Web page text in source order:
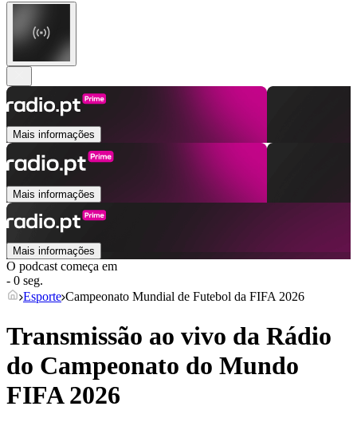
Mais informações
Mais informações
Mais informações
O podcast começa em
- 0 seg.
Esporte Campeonato Mundial de Futebol da FIFA 2026
Transmissão ao vivo da Rádio
do Campeonato do Mundo
FIFA 2026